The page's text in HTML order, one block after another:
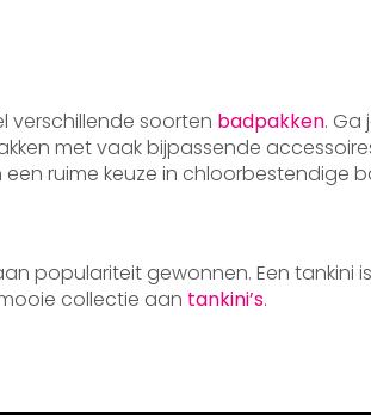
verschillende soorten badpakken. Ga
met vaak bijpassende
ruime keuze in chloorbestendige
populariteit gewonnen. Een
collectie aan tankini’s.